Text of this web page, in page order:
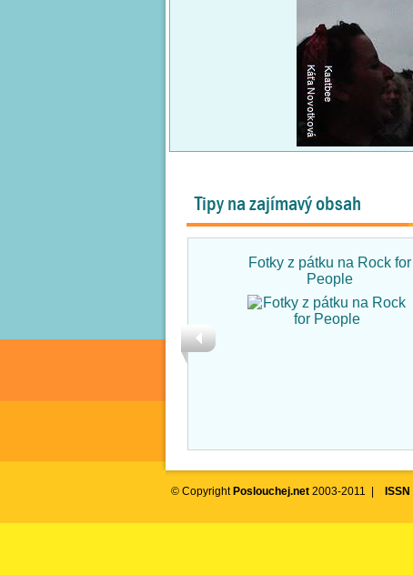
Tipy na zajímavý obsah
Fotky z pátku na Rock for
People
© Copyright Poslouchej.net 2003-2011 | ISSN